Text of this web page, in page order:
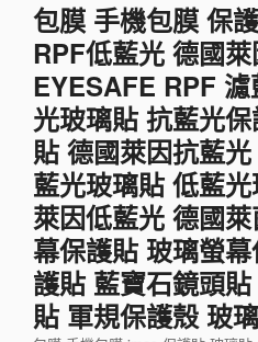
包膜 手機包膜 保
RPF低藍光 德國
EYESAFE RPF
光玻璃貼 抗藍光
貼 德國萊因抗藍
藍光玻璃貼 低藍
萊因低藍光 德國
幕保護貼 玻璃螢
護貼 藍寶石鏡頭
貼 軍規保護殼 玻